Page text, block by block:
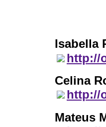
Isabella
http://
Celina
http://
Mateus